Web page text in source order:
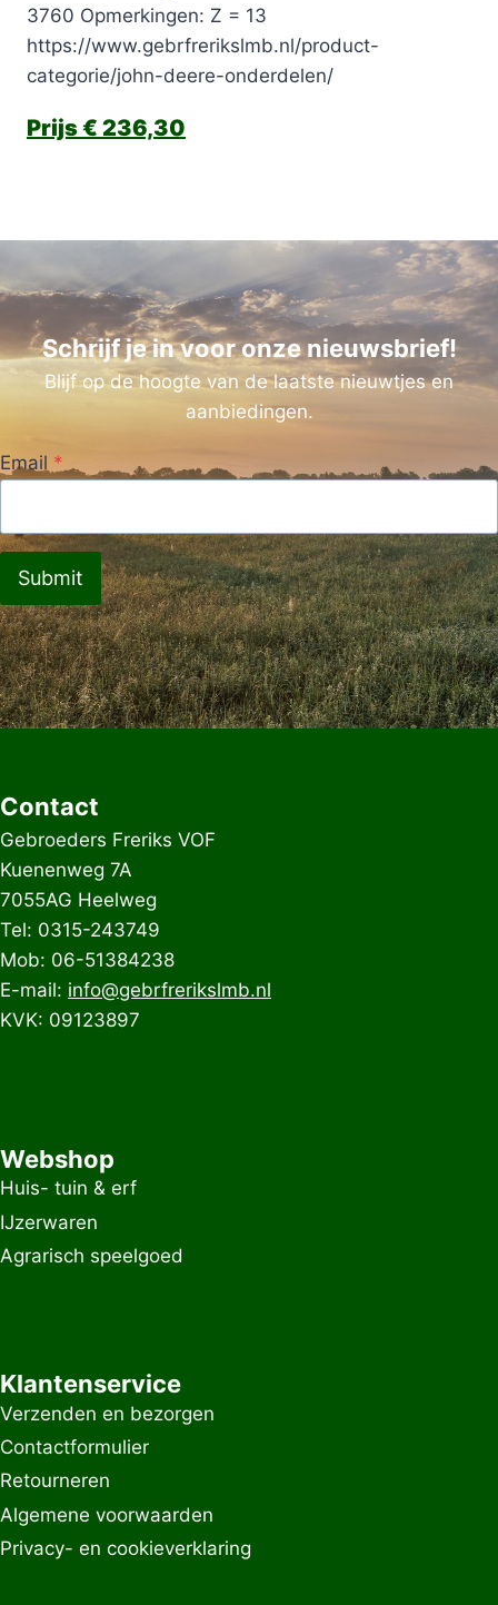
3760 Opmerkingen: Z = 13
https://www.gebrfrerikslmb.nl/product-
categorie/john-deere-onderdelen/
€ 236,30
Schrijf je in voor onze nieuwsbrief!
Blijf op de hoogte van de laatste nieuwtjes en
aanbiedingen.
Email *
Submit
Contact
Gebroeders Freriks VOF
Kuenenweg 7A
7055AG Heelweg
Tel: 0315-243749
Mob: 06-51384238
E-mail: info@gebrfrerikslmb.nl
KVK: 09123897
Webshop
Huis- tuin & erf
IJzerwaren
Agrarisch speelgoed
Klantenservice
Verzenden en bezorgen
Contactformulier
Retourneren
Algemene voorwaarden
Privacy- en cookieverklaring